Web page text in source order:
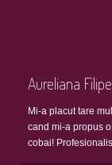
Aureliana
Mi-a placut tare
cand mi-a propus
cobai!